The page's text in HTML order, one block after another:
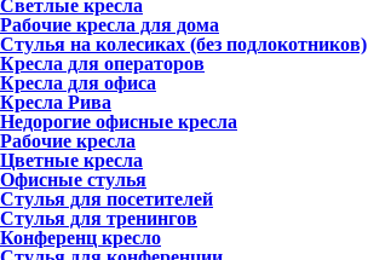
Светлые кресла
Рабочие кресла для дома
Стулья на колесиках (без подлокотников)
Кресла для операторов
Кресла для офиса
Кресла Рива
Недорогие офисные кресла
Рабочие кресла
Цветные кресла
Офисные стулья
Стулья для посетителей
Стулья для тренингов
Конференц кресло